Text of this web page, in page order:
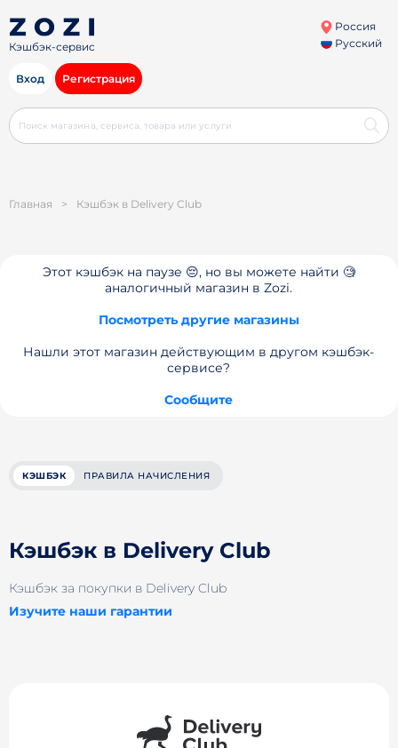
Кэшбэк-сервис
Россия
Русский
Вход Регистрация
Главная > Кэшбэк в Delivery Club
Этот кэшбэк на паузе 😔, но вы можете найти 🧐
аналогичный магазин в Zozi.
Посмотреть другие магазины
Нашли этот магазин действующим в другом кэшбэк-
сервисе?
Сообщите
КЭШБЭК ПРАВИЛА НАЧИСЛЕНИЯ
Кэшбэк в Delivery Club
Кэшбэк за покупки в Delivery Club
Изучите наши гарантии